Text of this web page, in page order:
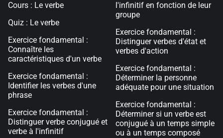
Cours : Le verbe
Quiz : Le verbe
Exercice fondamental :
Connaître les
caractéristiques d'un verbe
Exercice fondamental :
Identifier les verbes d'une
phrase
Exercice fondamental :
Distinguer verbe conjugué et
verbe à l'infinitif
l'infinitif en fonction de leur
groupe
Exercice fondamental :
Distinguer verbes d'état et
verbes d'action
Exercice fondamental :
Déterminer la personne
adéquate pour une situation
Exercice fondamental :
Déterminer si un verbe est
conjugué à un temps simple
ou à un temps composé